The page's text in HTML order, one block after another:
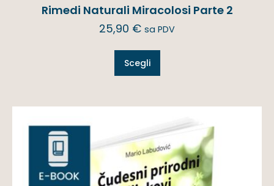
Rimedi Naturali Miracolosi Parte 2
25,90 € sa PDV
Scegli